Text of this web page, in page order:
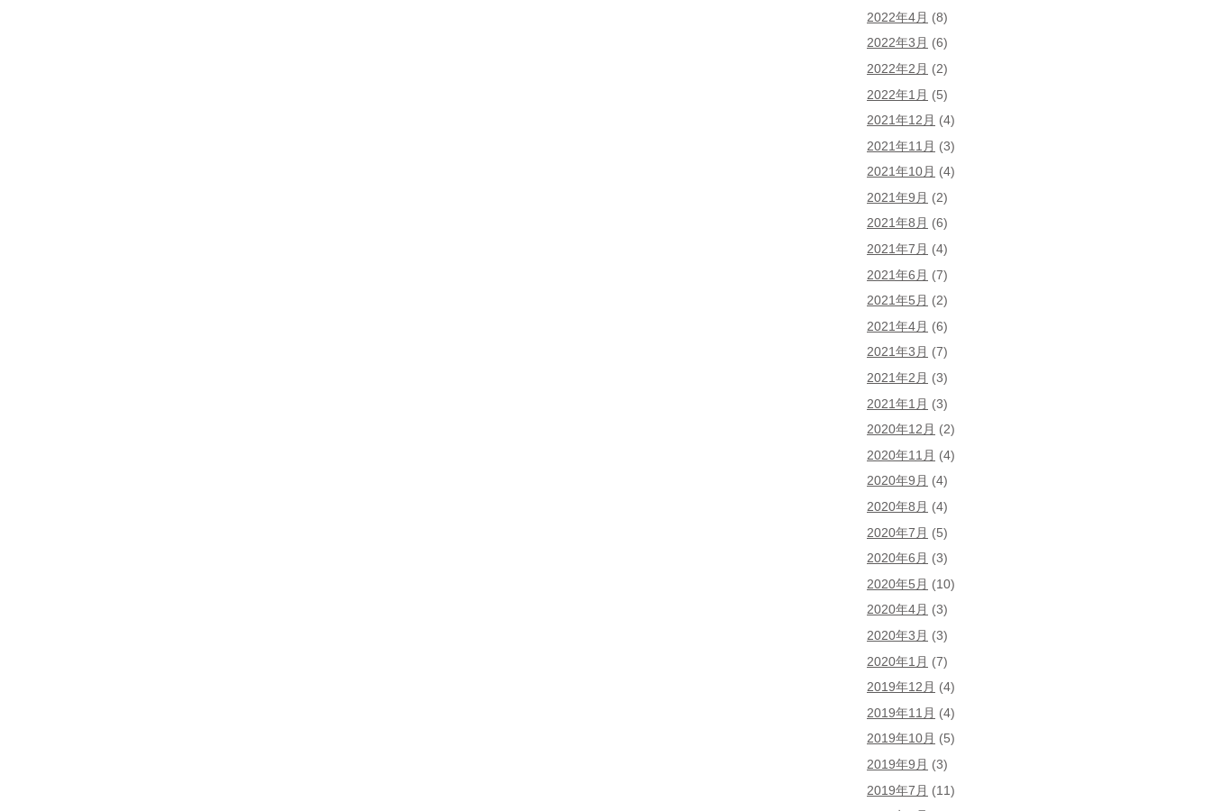
2022年4月 (8)
2022年3月 (6)
2022年2月 (2)
2022年1月 (5)
2021年12月 (4)
2021年11月 (3)
2021年10月 (4)
2021年9月 (2)
2021年8月 (6)
2021年7月 (4)
2021年6月 (7)
2021年5月 (2)
2021年4月 (6)
2021年3月 (7)
2021年2月 (3)
2021年1月 (3)
2020年12月 (2)
2020年11月 (4)
2020年9月 (4)
2020年8月 (4)
2020年7月 (5)
2020年6月 (3)
2020年5月 (10)
2020年4月 (3)
2020年3月 (3)
2020年1月 (7)
2019年12月 (4)
2019年11月 (4)
2019年10月 (5)
2019年9月 (3)
2019年7月 (11)